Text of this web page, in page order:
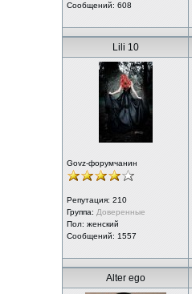
Сообщений: 608
Lili 10
Govz-форумчанин
Репутация: 210
Группа: Доверенные
Пол: женский
Сообщений: 1557
Alter ego